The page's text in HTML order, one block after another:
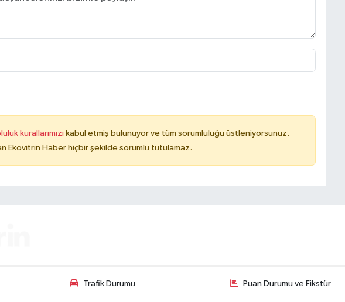
kurallarımızı kabul etmiş bulunuyor ve tüm sorumluluğu üstleniyorsunuz.
Ekovitrin Haber hiçbir şekilde sorumlu tutulamaz.
Trafik Durumu Puan Durumu ve Fikstür